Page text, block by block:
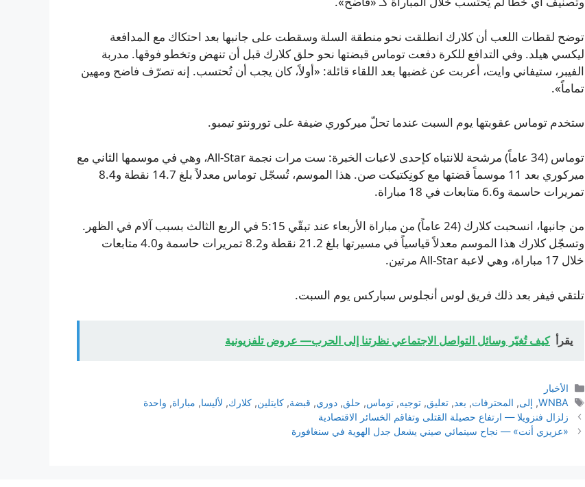
توضح لقطات اللعب أن كلارك انطلقت نحو منطقة السلة وسقطت على جانبها بعد احتكاك مع المدافعة
ليكسي هيلد. وفي التدافع للكرة دفعت توماس قبضتها نحو حلق كلارك قبل أن تنهض وتخطو فوقها. مدربة
الفيبر، ستيفاني وايت، أعربت عن غضبها بعد اللقاء قائلة: «أولاً، كان يجب أن تُحتسب. إنه تصرّف فاضح ومهين
تماماً».
ستخدم توماس عقوبتها يوم السبت عندما تحلّ ميركوري ضيفة على تورونتو تيمبو.
توماس (34 عاماً) مرشحة للانتباه كإحدى لاعبات الخبرة: ست مرات نجمة All-Star، وهي في موسمها الثاني مع
ميركوري بعد 11 موسماً قضتها مع كونِكتيكت صن. هذا الموسم، تُسجّل توماس معدلاً بلغ 14.7 نقطة و8.4
تمريرات حاسمة و6.6 متابعات في 18 مباراة.
من جانبها، انسحبت كلارك (24 عاماً) من مباراة الأربعاء عند تبقّي 5:15 في الربع الثالث بسبب آلام في الظهر.
وتسجّل كلارك هذا الموسم معدلاً قياسياً في مسيرتها بلغ 21.2 نقطة و8.2 تمريرات حاسمة و4.0 متابعات
خلال 17 مباراة، وهي لاعبة All-Star مرتين.
تلتقي فيفر بعد ذلك فريق لوس أنجلوس سباركس يوم السبت.
يقرأ كيف تُغيّر وسائل التواصل الاجتماعي نظرتنا إلى الحرب— عروض تلفزيونية
التصنيفات
الأخبار
الوسوم
WNBA
, إلى, المحترفات, بعد,تعليق,توجيه,توماس, حلق,دوري, قبضة,كايتلين,كلارك, لأليسا, مباراة, واحدة
زلزال فنزويلا — ارتفاع حصيلة القتلى وتفاقم الخسائر الاقتصادية
«عزيزي أنت» — نجاح سينمائي صيني يشعل جدل الهوية في سنغافورة